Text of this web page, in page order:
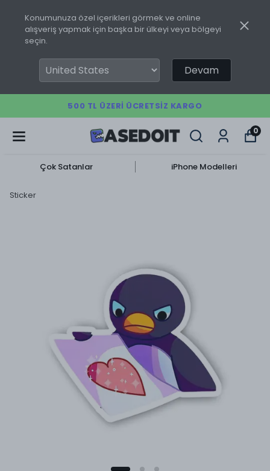
Konumunuza özel içerikleri görmek ve online
alışveriş yapmak için başka bir ülkeyi veya bölgeyi
seçin.
Devam
500 TL ÜZERI ÜCRETSIZ KARGO
0
Çok Satanlar iPhone Modelleri
Sticker